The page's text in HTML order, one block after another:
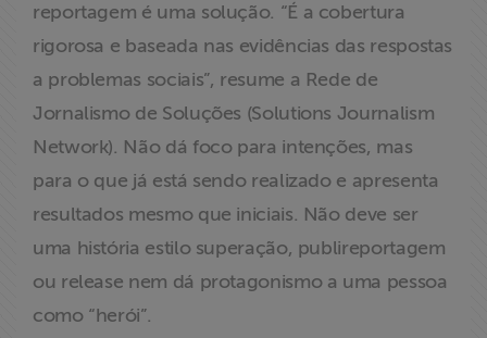
Doe para
ABRAJI
exclusivo para
associados
Assine a nossa
newsletter
reportagem é uma solução. “É a cobertura
rigorosa e baseada nas evidências das respostas
a problemas sociais”, resume a Rede de
Jornalismo de Soluções (Solutions Journalism
Network). Não dá foco para intenções, mas
para o que já está sendo realizado e apresenta
resultados mesmo que iniciais. Não deve ser
uma história estilo superação, publireportagem
ou release nem dá protagonismo a uma pessoa
como “herói”.